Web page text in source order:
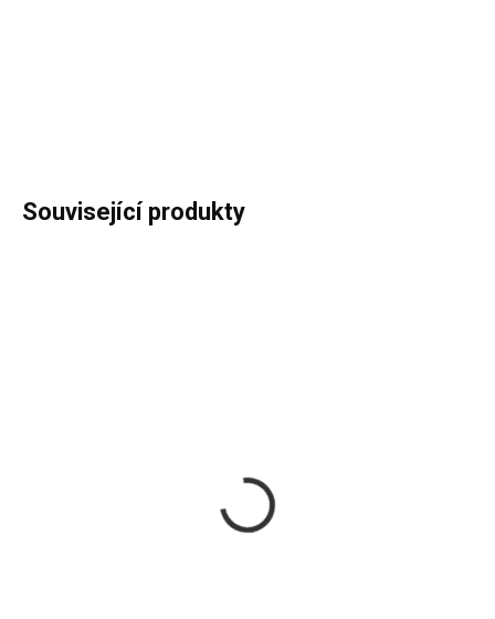
Související produkty